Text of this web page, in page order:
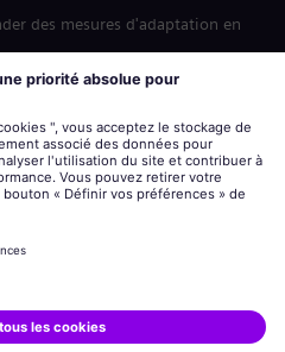
des mesures d'adaptation en
sur les conditions
international
Avis de confidentialité
de Siemens AG.